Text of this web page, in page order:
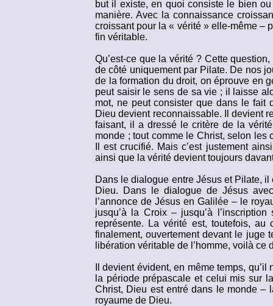
but il existe, en quoi consiste le bien
manière. Avec la connaissance
croissant pour la « vérité » elle-même –
fin véritable.
Qu’est-ce que la vérité ? Cette
de côté uniquement par Pilate. De nos
de la formation du droit, on éprouve en
peut saisir le sens de sa vie ; il laisse
mot, ne peut consister que dans le fait
Dieu devient reconnaissable. Il devient
faisant, il a dressé le critère de la
monde ; tout comme le Christ, selon les
Il est crucifié. Mais c’est justement
ainsi que la vérité devient toujours
Dans le dialogue entre Jésus et Pilate,
Dieu. Dans le dialogue de Jésus
l’annonce de Jésus en Galilée – le
jusqu’à la Croix – jusqu’à
représente. La vérité est, toutefois,
finalement, ouvertement devant le juge
libération véritable de l’homme, voilà ce
Il devient évident, en même temps,
la période prépascale et celui mis sur
Christ, Dieu est entré dans le monde –
royaume de Dieu.